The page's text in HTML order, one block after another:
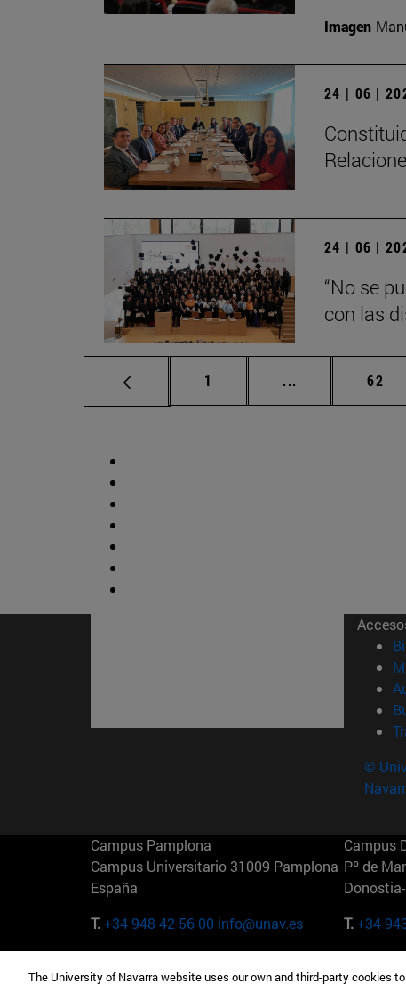
Imagen
24 | 06 |
24 | 06 |
“No se
con las
Página
1 ... Páginas Página
62
©
Campus Pamplona
Campus Universitario 31009 Pamplona
España
T.+34 948 42 56 00 info@unav.es
Campus
Pº de
T.+34
Camino del Cerro Águila 3 28023
165 W
The University of Navarra website uses our own and third-party cookies